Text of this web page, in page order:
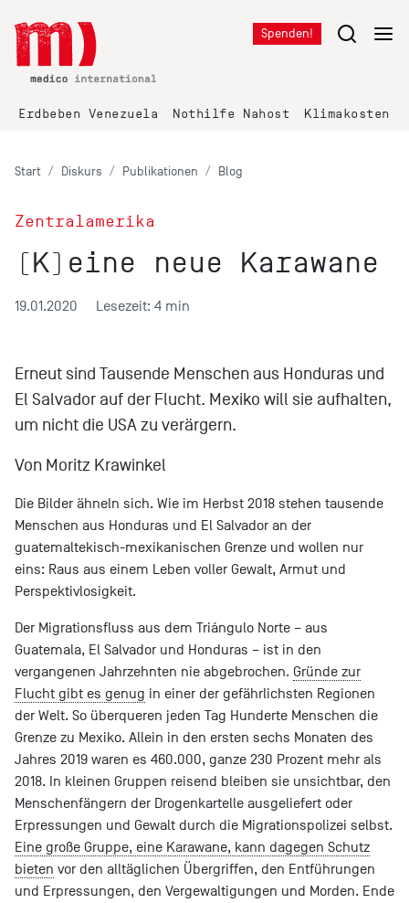
Spenden!
Erdbeben Venezuela Nothilfe Nahost Klimakosten
Start Diskurs Publikationen Blog
Zentralamerika
(K)eine neue Karawane
19.01.2020 Lesezeit: 4 min
Erneut sind Tausende Menschen aus Honduras und
El Salvador auf der Flucht. Mexiko will sie aufhalten,
um nicht die USA zu verärgern.
Von Moritz Krawinkel
Die Bilder ähneln sich. Wie im Herbst 2018 stehen tausende
Menschen aus Honduras und El Salvador an der
guatemaltekisch-mexikanischen Grenze und wollen nur
eins: Raus aus einem Leben voller Gewalt, Armut und
Perspektivlosigkeit.
Der Migrationsfluss aus dem Triángulo Norte – aus
Guatemala, El Salvador und Honduras – ist in den
vergangenen Jahrzehnten nie abgebrochen. Gründe zur
Flucht gibt es genug in einer der gefährlichsten Regionen
der Welt. So überqueren jeden Tag Hunderte Menschen die
Grenze zu Mexiko. Allein in den ersten sechs Monaten des
Jahres 2019 waren es 460.000, ganze 230 Prozent mehr als
2018. In kleinen Gruppen reisend bleiben sie unsichtbar, den
Menschenfängern der Drogenkartelle ausgeliefert oder
Erpressungen und Gewalt durch die Migrationspolizei selbst.
Eine große Gruppe, eine Karawane, kann dagegen Schutz
bieten vor den alltäglichen Übergriffen, den Entführungen
und Erpressungen, den Vergewaltigungen und Morden. Ende